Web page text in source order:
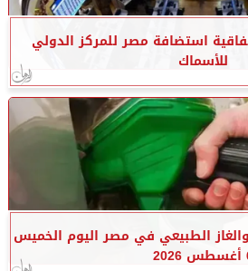
استضافة مصر للمركز الدولي
للأسماك
والغاز الطبيعي في مصر اليوم الخميس